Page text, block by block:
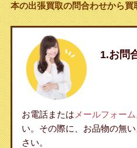
本の出張買取の問合わせから
1.お問
お電話または メールフォーム
い。その際に、お品物の無
さい。